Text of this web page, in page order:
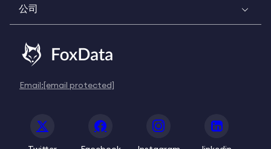
公司
Email:[email protected]